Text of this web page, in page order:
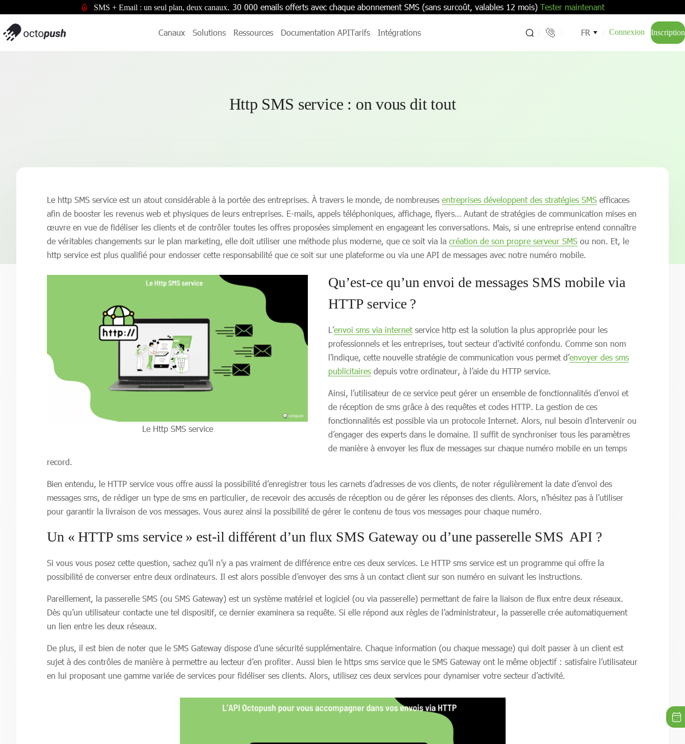
SMS + Email : un seul plan, deux canaux. 30 000 emails offerts avec chaque abonnement SMS (sans surcoût, valables 12 mois) Tester maintenant
Canaux Solutions Ressources Documentation APITarifs Intégrations FR Connexion Inscription
Http SMS service : on vous dit tout
Le http SMS service est un atout considérable à la portée des entreprises. À travers le monde, de nombreuses entreprises développent des stratégies SMS efficaces
afin de booster les revenus web et physiques de leurs entreprises. E-mails, appels téléphoniques, affichage, flyers… Autant de stratégies de communication mises en
œuvre en vue de fidéliser les clients et de contrôler toutes les offres proposées simplement en engageant les conversations. Mais, si une entreprise entend connaître
de véritables changements sur le plan marketing, elle doit utiliser une méthode plus moderne, que ce soit via la création de son propre serveur SMS ou non. Et, le
http service est plus qualifié pour endosser cette responsabilité que ce soit sur une plateforme ou via une API de messages avec notre numéro mobile.
Le Http SMS service
Qu’est-ce qu’un envoi de messages SMS mobile via
HTTP service ?
L’envoi sms via internetservice http est la solution la plus appropriée pour les
professionnels et les entreprises, tout secteur d’activité confondu. Comme son nom
l’indique, cette nouvelle stratégie de communication vous permet d’envoyer des sms
publicitaires depuis votre ordinateur, à l’aide du HTTP service.
Ainsi, l’utilisateur de ce service peut gérer un ensemble de fonctionnalités d’envoi et
de réception de sms grâce à des requêtes et codes HTTP. La gestion de ces
fonctionnalités est possible via un protocole Internet. Alors, nul besoin d’intervenir ou
d’engager des experts dans le domaine. Il suffit de synchroniser tous les paramètres
de manière à envoyer les flux de messages sur chaque numéro mobile en un temps
record.
Bien entendu, le HTTP service vous offre aussi la possibilité d’enregistrer tous les carnets d’adresses de vos clients, de noter régulièrement la date d’envoi des
messages sms, de rédiger un type de sms en particulier, de recevoir des accusés de réception ou de gérer les réponses des clients. Alors, n’hésitez pas à l’utiliser
pour garantir la livraison de vos messages. Vous aurez ainsi la possibilité de gérer le contenu de tous vos messages pour chaque numéro.
Un « HTTP sms service » est-il différent d’un flux SMS Gateway ou d’une passerelle SMS API ?
Si vous vous posez cette question, sachez qu’il n’y a pas vraiment de différence entre ces deux services. Le HTTP sms service est un programme qui offre la
possibilité de converser entre deux ordinateurs. Il est alors possible d’envoyer des sms à un contact client sur son numéro en suivant les instructions.
Pareillement, la passerelle SMS (ou SMS Gateway) est un système matériel et logiciel (ou via passerelle) permettant de faire la liaison de flux entre deux réseaux.
Dès qu’un utilisateur contacte une tel dispositif, ce dernier examinera sa requête. Si elle répond aux règles de l’administrateur, la passerelle crée automatiquement
un lien entre les deux réseaux.
De plus, il est bien de noter que le SMS Gateway dispose d’une sécurité supplémentaire. Chaque information (ou chaque message) qui doit passer à un client est
sujet à des contrôles de manière à permettre au lecteur d’en profiter. Aussi bien le https sms service que le SMS Gateway ont le même objectif : satisfaire l’utilisateur
en lui proposant une gamme variée de services pour fidéliser ses clients. Alors, utilisez ces deux services pour dynamiser votre secteur d’activité.